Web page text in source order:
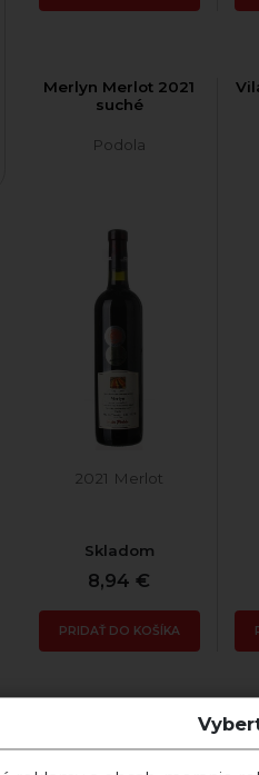
Merlyn Merlot 2021
suché
Podola
2021 Merlot
Skladom
8,94 €
PRIDAŤ DO KOŠÍKA
Classic